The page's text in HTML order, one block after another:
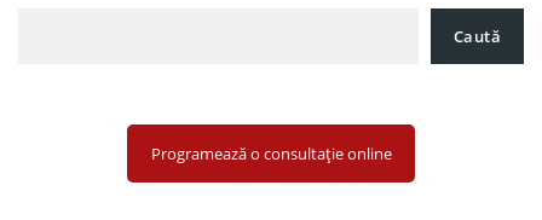
Caută
Programează o consultație online